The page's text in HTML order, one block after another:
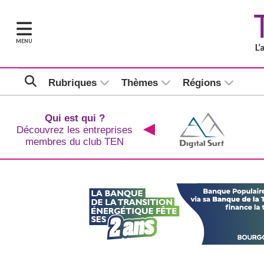
MENU
Rubriques Thèmes Régions
Qui est qui ?
Découvrez les entreprises
membres du club TEN